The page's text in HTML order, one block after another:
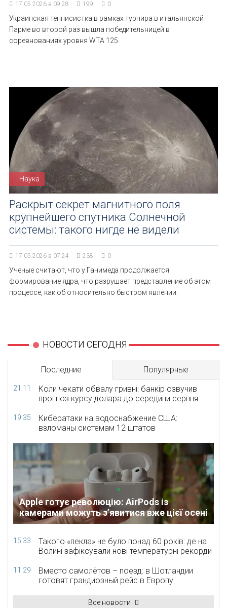
17.05.2026 в 09:28 199 0
Украинская теннисистка в рамках турнира в итальянской
Парме во второй раз вышла победительницей в
соревнованиях уровня WTA 125.
Наука
Раскрыт секрет магнитного поля
крупнейшего спутника Солнечной
системы: такого нигде не видели
17.05.2026 в 07:24 238 0
Ученые считают, что у Ганимеда продолжается
формирование ядра, что разрушает представление об этом
процессе, как об относительно быстром явлении.
НОВОСТИ СЕГОДНЯ
Последние Популярные
21:11
Коли чекати обвалу гривні: банкір озвучив
прогноз курсу долара до середини серпня
19:35
Кибератаки на водоснабжение США:
взломаны системам 12 штатов
Apple готує революцію: AirPods із
камерами можуть з’явитися вже цієї осені
15:33
Такого «пекла» не було понад 60 років: де на
Волині зафіксували нові температурні рекорди
11:29
Вместо самолётов – поезд: в Шотландии
готовят грандиозный рейс в Европу
Все новости